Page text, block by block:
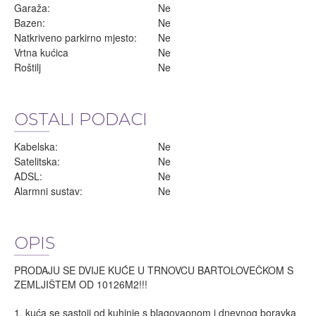
Garaža:
Ne
Bazen:
Ne
Natkriveno parkirno mjesto:
Ne
Vrtna kućica
Ne
Roštilj
Ne
OSTALI PODACI
Kabelska:
Ne
Satelitska:
Ne
ADSL:
Ne
Alarmni sustav:
Ne
OPIS
PRODAJU SE DVIJE KUĆE U TRNOVCU BARTOLOVEČKOM S
ZEMLJIŠTEM OD 10126M2!!!
1. kuća se sastoji od kuhinje s blagovaonom i dnevnog boravka